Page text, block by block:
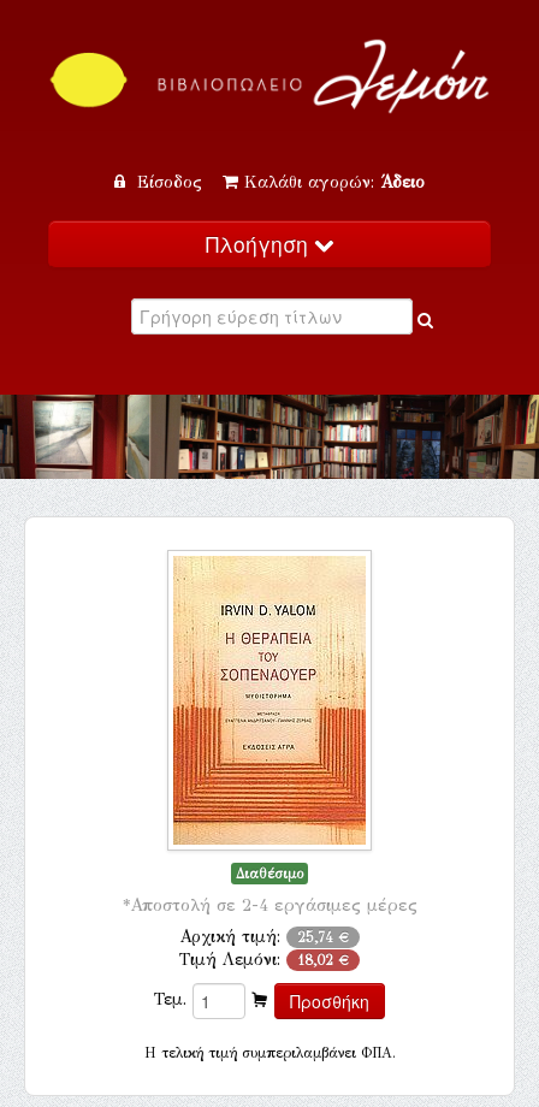
Είσοδος Καλάθι αγορών: Άδειο
Πλοήγηση
Κατάλογος
Εκδηλώσεις
Επικοινωνία
Διαθέσιμο
*Αποστολή σε 2-4 εργάσιμες μέρες
Αρχική τιμή: 25,74 €
Τιμή Λεμόνι: 18,02 €
Τεμ.
H τελική τιμή συμπεριλαμβάνει ΦΠΑ.